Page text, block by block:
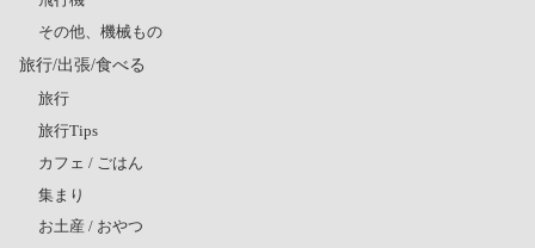
その他、機械もの
旅行/出張/食べる
旅行
旅行Tips
カフェ / ごはん
集まり
お土産 / おやつ